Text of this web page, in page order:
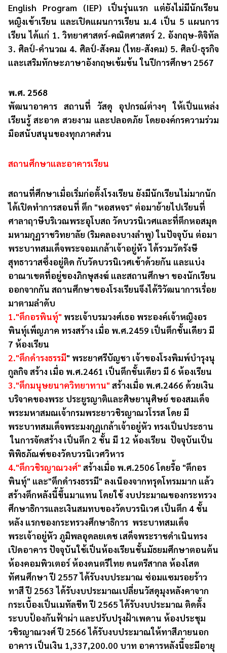
English Program (IEP) เป็นรุ่นแรก แต่ยังไม่มีนักเรียน
หญิงเข้าเรียน และเปิดแผนการเรียน ม.4 เป็น 5 แผนการ
เรียน ได้แก่ 1. วิทยาศาสตร์-คณิตศาสตร์ 2. อังกฤษ-ดิจิทัล
3. ศิลป์-คำนวณ 4. ศิลป์-สังคม (ไทย-สังคม) 5. ศิลป์-ธุรกิจ
และเสริมทักษะภาษาอังกฤษเข้มข้น ในปีการศึกษา 2567
พ.ศ. 2568
พัฒนาอาคาร สถานที่ วัสดุ อุปกรณ์ต่างๆ ให้เป็นแหล่ง
เรียนรู้ สะอาด สวยงาม และปลอดภัย โดยองค์กรความร่วม
มือสนับสนุนของทุกภาคส่วน
สถานศึกษาและอาคารเรียน
สถานที่ศึกษาเมื่อเริ่มก่อตั้งโรงเรียน ยังมีนักเรียนไม่มากนัก
ได้เปิดทำการสอนที่ ตึก "หอสหจร" ต่อมาย้ายไปเรียนที่
ศาลาฤาษีบริเวณพระอุโบสถ วัดบวรนิเวศและที่ตึกหอสมุด
มหามกุฏราชวิทยาลัย (ริมคลองบางลำพู) ในปัจจุบัน ต่อมา
พระบาทสมเด็จพระจอมเกล้าเจ้าอยู่หัว ได้รวมวัดรังษี
สุทธาวาสซึ่งอยู่ติด กับวัดบวรนิเวศเข้าด้วยกัน และแบ่ง
อาณาเขตที่อยู่ของภิกษุสงฆ์ และสถานศึกษา ของนักเรียน
ออกจากกัน สถานศึกษาของโรงเรียนจึงได้วิวัฒนาการเรื่อย
มาตามลำดับ
1."ตึกอรพินทุ์" พระเจ้าบรมวงศ์เธอ พระองค์เจ้าหญิงอร
พินทุ์เพ็ญภาค ทรงสร้าง เมื่อ พ.ศ.2459 เป็นตึกชั้นเดียว มี
7 ห้องเรียน
2."ตึกดำรงธรรมี" พระยาศรีบัญชา เจ้าของโรงพิมพ์บำรุงนุ
กูลกิจ สร้าง เมื่อ พ.ศ.2461 เป็นตึกชั้นเดียว มี 6 ห้องเรียน
3."ตึกมนุษยนาควิทยาทาน" สร้างเมื่อ พ.ศ.2466 ด้วยเงิน
บริจาคของพระ ประยูรญาติและศิษยานุศิษย์ ของสมเด็จ
พระมหาสมณเจ้ากรมพระยาวชิรญาณวโรรส โดย มี
พระบาทสมเด็จพระมงกุฏเกล้าเจ้าอยู่หัว ทรงเป็นประธาน
ในการจัดสร้าง เป็นตึก 2 ชั้น มี 12 ห้องเรียน ปัจจุบันเป็น
พิพิธภัณฑ์ของวัดบวรนิเวศวิหาร
4."ตึกวชิรญาณวงศ์" สร้างเมื่อ พ.ศ.2506 โดยรื้อ "ตึกอร
พินทุ์" และ"ตึกดำรงธรรมี" ลงเนืองจากทรุดโทรมมาก แล้ว
สร้างตึกหลังนี้ขึ้นมาแทน โดยใช้ งบประมาณของกระทรวง
ศึกษาธิการและเงินสมทบของวัดบวรนิเวศ เป็นตึก 4 ชั้น
หลัง แรกของกระทรวงศึกษาธิการ พระบาทสมเด็จ
พระเจ้าอยู่หัว ภูมิพลอุดลยเดช เสด็จพระราชดำเนินทรง
เปิดอาคาร ปัจจุบันใช้เป็นห้องเรียนชั้นมัธยมศึกษาตอนต้น
ห้องคอมพิวเตอร์ ห้องดนตรีไทย ดนตรีสากล ห้องโสต
ทัศนศึกษา ปี 2557 ได้รับงบประมาณ ซ่อมแซมรอยร้าว
ทาสี ปี 2563 ได้รับงบประมาณเปลี่ยนวัสดุมุงหลังคาจาก
กระเบื้องเป็นเมทัลชีท ปี 2565 ได้รับงบประมาณ ติดตั้ง
ระบบป้องกันฟ้าผ่า และปรับปรุงฝ้าเพดาน ห้องประชุม
วชิรญาณวงศ์ ปี 2566 ได้รับงบประมาณให้ทาสีภายนอก
อาคาร เป็นเงิน 1,337,200.00 บาท อาคารหลังนี้จะมีอายุ